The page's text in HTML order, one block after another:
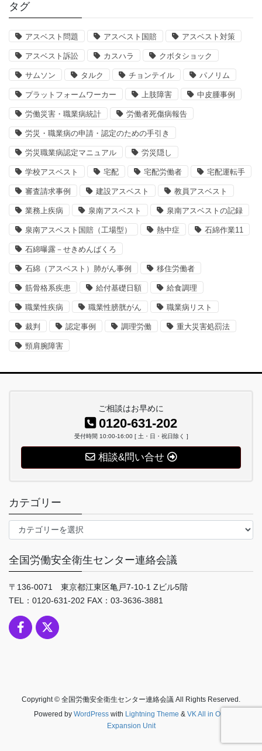
タグ
アスベスト問題 アスベスト国賠 アスベスト対策
アスベスト訴訟 カスハラ クボタショック
サムソン タルク チョンテイル パノリム
プラットフォームワーカー 上肢障害 中皮腫事例
労働災害・職業病統計 労働者死傷病報告
労災・職業病の申請・認定のための手引き
労災職業病認定マニュアル 労災隠し
学校アスベスト 宅配 宅配労働者 宅配運転手
審査請求事例 建設アスベスト 教員アスベスト
業務上疾病 泉南アスベスト 泉南アスベストの記録
泉南アスベスト国賠（工場型） 熱中症 石綿作業11
石綿曝露－せきめんばくろ
石綿（アスベスト）肺がん事例 移住労働者
筋骨格系疾患 給付基礎日額 給食調理
職業性疾病 職業性膀胱がん 職業病リスト
裁判 認定事例 調理労働 重大災害処罰法
頸肩腕障害
ご相談はお早めに
0120-631-202
受付時間 10:00-16:00 [ 土・日・祝日除く ]
相談&問い合せ
カテゴリー
テ
リ
ー
全国労働安全衛生センター連絡会議
〒136-0071 東京都江東区亀戸7-10-1 Zビル5階
TEL：0120-631-202 FAX：03-3636-3881
Copyright © 全国労働安全衛生センター連絡会議 All Rights Reserved.
Powered by WordPresswith Lightning Theme & VK All in One
Expansion Unit